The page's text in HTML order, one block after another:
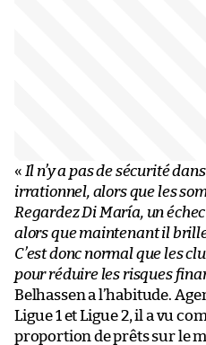
« Il n’y a pas de sécurité
irrationnel, alors que les
Regardez Di María, un
alors que maintenant il
C’est donc normal que les
pour réduire les risques
Belhassen a l’habitude.
Ligue 1 et Ligue 2, il a vu
proportion de prêts sur le